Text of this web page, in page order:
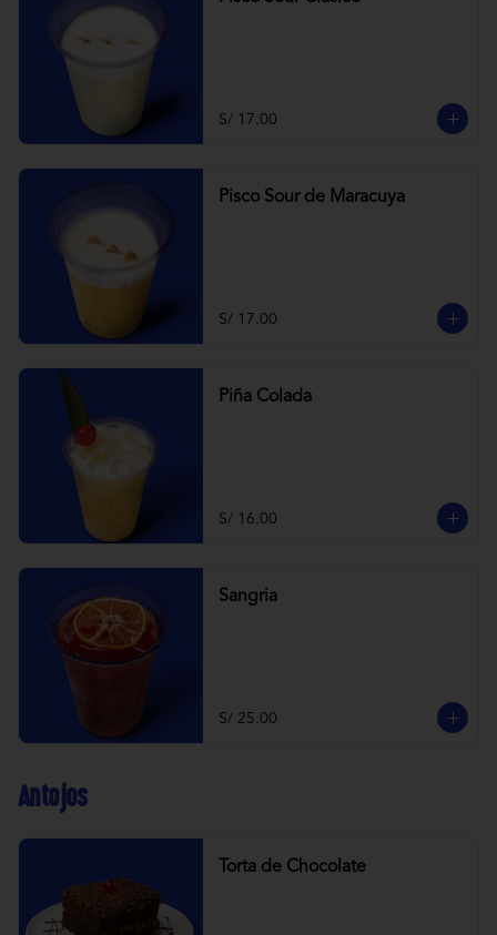
S/ 17.00
Pisco Sour de Maracuya
S/ 17.00
Piña Colada
S/ 16.00
Sangria
S/ 25.00
Antojos
Torta de Chocolate